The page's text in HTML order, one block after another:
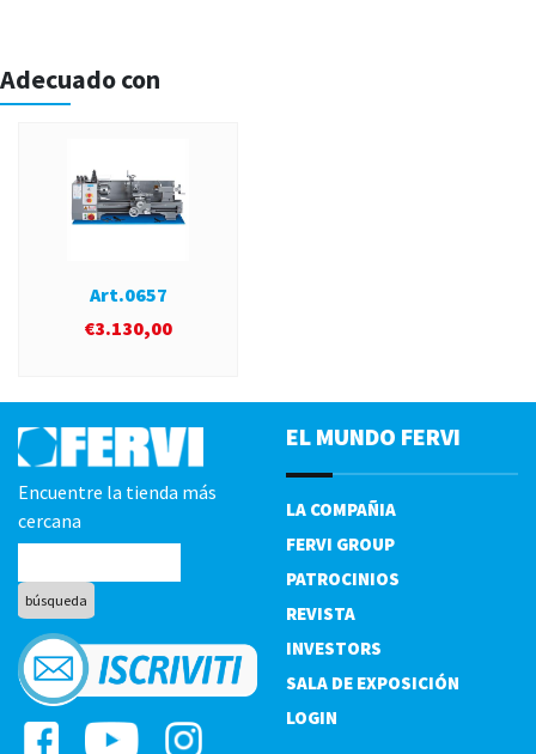
Adecuado con
Art.0657
€3.130,00
Encuentre la tienda más
cercana
EL MUNDO FERVI
LA COMPAÑIA
FERVI GROUP
PATROCINIOS
REVISTA
INVESTORS
SALA DE EXPOSICIÓN
LOGIN